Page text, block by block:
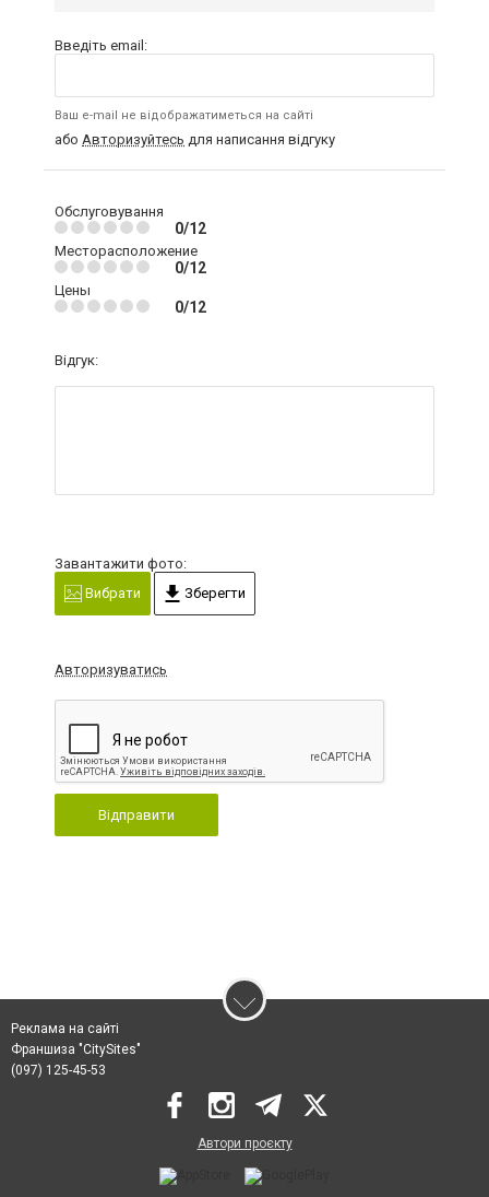
Введіть email:
Ваш e-mail не відображатиметься на сайті
або Авторизуйтесь для написання відгуку
Обслуговування
0/12
Месторасположение
0/12
Цены
0/12
Відгук:
Завантажити фото:
Вибрати
Зберегти
Авторизуватись
Відправити
Реклама на сайті
Франшиза "CitySites"
(097) 125-45-53
Автори проєкту